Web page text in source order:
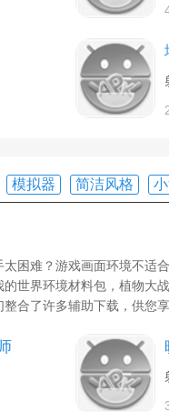
模拟器 简洁风格
困难？游戏画面环境不适
世界环境材料包，植物大
合了许多辅助下载，供您享